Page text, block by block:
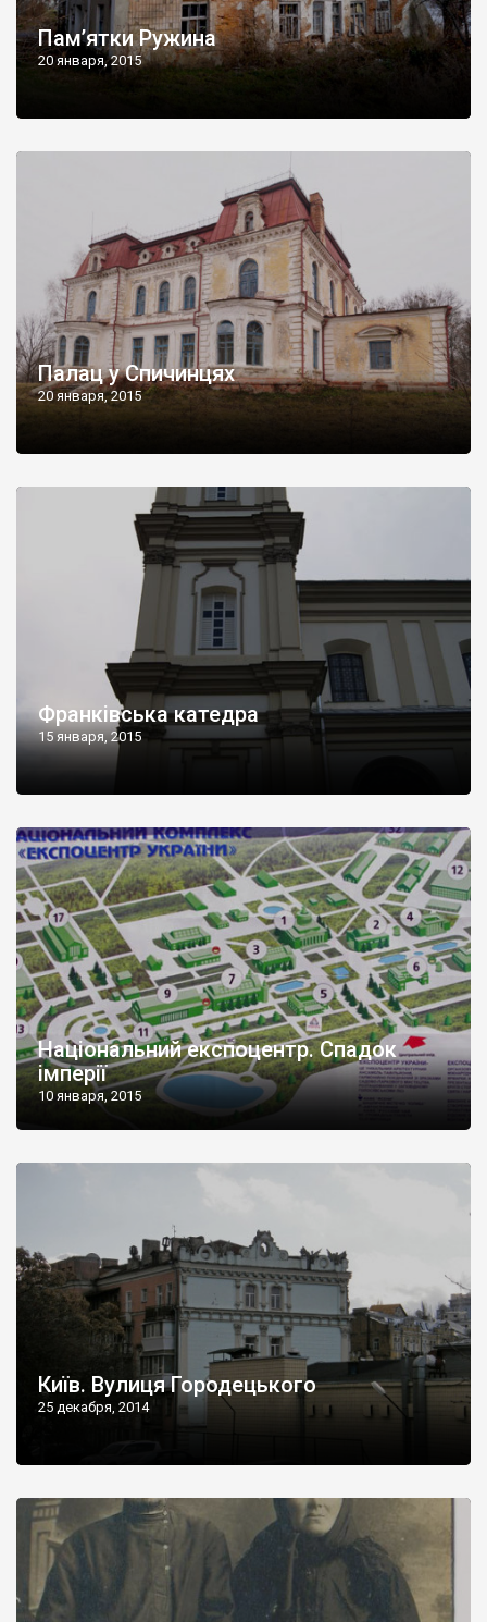
Пам’ятки Ружина
20 января, 2015
Палац у Спичинцях
20 января, 2015
Франківська катедра
15 января, 2015
Національний експоцентр. Спадок
імперії
10 января, 2015
Київ. Вулиця Городецького
25 декабря, 2014